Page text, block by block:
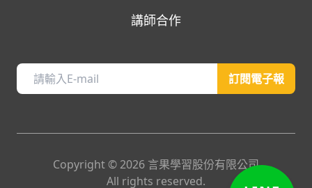
講師合作
訂閱電子報
Copyright © 2026 言果學習股份有限公司
All rights reserved.